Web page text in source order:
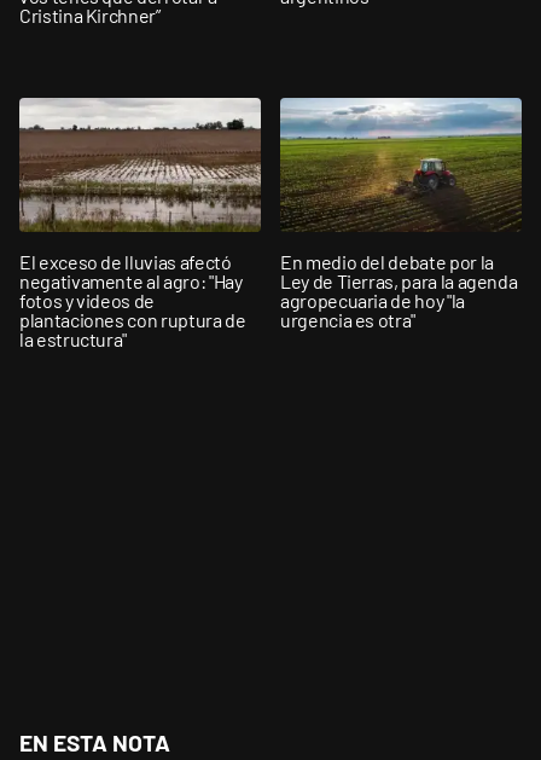
Cristina Kirchner”
El exceso de lluvias afectó
negativamente al agro: "Hay
fotos y videos de
plantaciones con ruptura de
la estructura"
En medio del debate por la
Ley de Tierras, para la agenda
agropecuaria de hoy "la
urgencia es otra"
EN ESTA NOTA